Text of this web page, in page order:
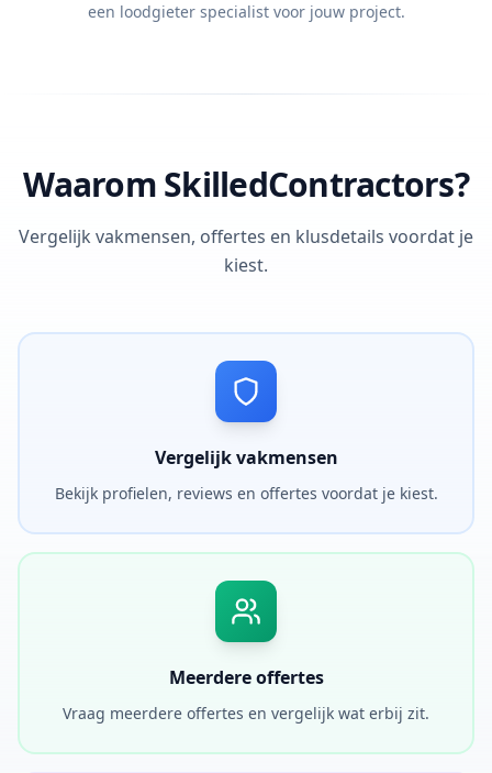
een loodgieter specialist voor jouw project.
Waarom SkilledContractors?
Vergelijk vakmensen, offertes en klusdetails voordat je
kiest.
Vergelijk vakmensen
Bekijk profielen, reviews en offertes voordat je kiest.
Meerdere offertes
Vraag meerdere offertes en vergelijk wat erbij zit.